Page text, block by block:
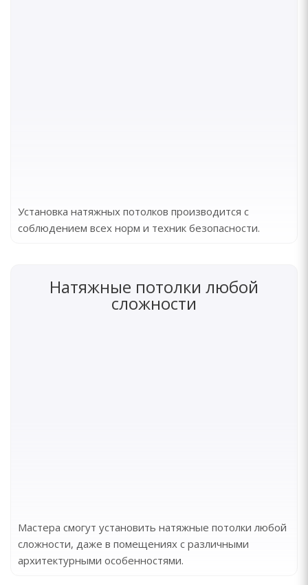
Установка натяжных потолков производится с
соблюдением всех норм и техник безопасности.
Натяжные потолки любой
сложности
Мастера смогут установить натяжные потолки любой
сложности, даже в помещениях с различными
архитектурными особенностями.